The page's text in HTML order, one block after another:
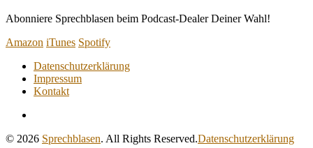
Abonniere Sprechblasen beim Podcast-Dealer Deiner Wahl!
Amazon iTunes Spotify
Datenschutzerklärung
Impressum
Kontakt
© 2026 Sprechblasen. All Rights Reserved.Datenschutzerklärung